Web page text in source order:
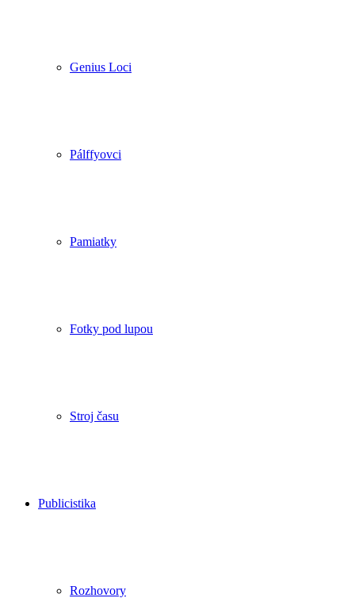
Genius Loci
Pálffyovci
Pamiatky
Fotky pod lupou
Stroj času
Publicistika
Rozhovory